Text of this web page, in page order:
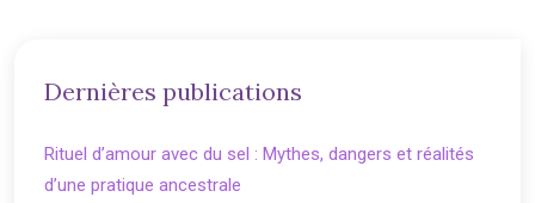
Dernières publications
Rituel d’amour avec du sel : Mythes, dangers et réalités
d’une pratique ancestrale